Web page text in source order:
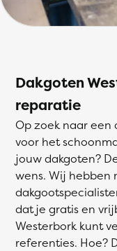
Dakgoten
reparatie
Op zoek naar een
voor het
jouw dakgoten?
wens. Wij hebben
dat je gratis en
Westerbork kunt
referenties. Hoe?